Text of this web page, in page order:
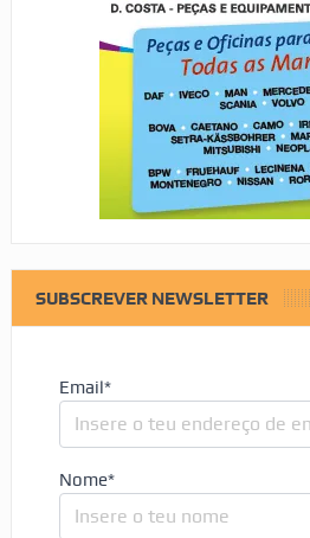
SUBSCREVER NEWSLETTER
Email*
Nome*